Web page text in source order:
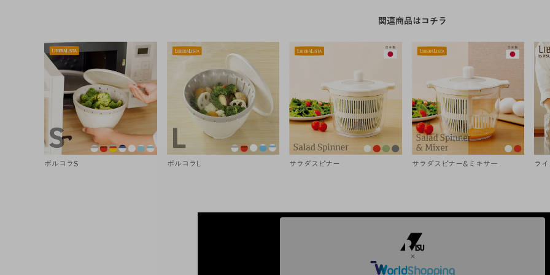
関連商品はコチラ
ボルコラS ボルコラL サラダスピナー サラダスピナー&ミキサー ラ